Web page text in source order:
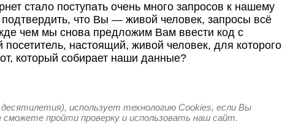
стало поступать очень много запросов к нашему
что Вы — живой человек, запросы всё
чем мы снова предложим Вам ввести код с
настоящий, живой человек, для которого
который собирает наши данные?
использует технологию Cookies, если Вы
пройти проверку и использовать наш сайт.